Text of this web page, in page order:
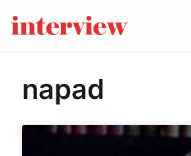
napad